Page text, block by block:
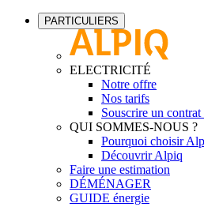
PARTICULIERS
ELECTRICITÉ
Notre offre
Nos tarifs
Souscrire un
QUI SOMMES-NOUS ?
Pourquoi choisir
Découvrir Alpiq
Faire une estimation
DÉMÉNAGER
GUIDE énergie